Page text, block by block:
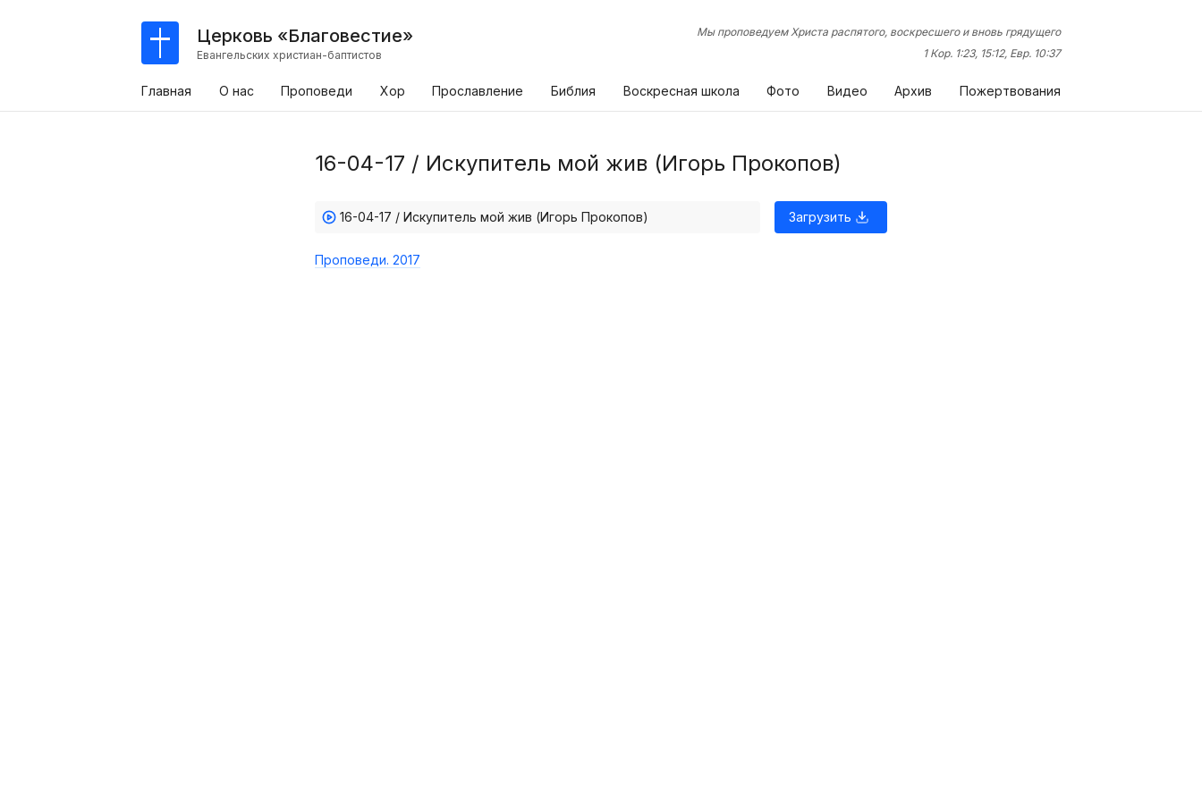
Церковь «Благовестие»
Евангельских христиан-баптистов
Мы проповедуем Христа распятого, воскресшего и вновь грядущего
1 Кор. 1:23, 15:12, Евр. 10:37
Главная О нас Проповеди Хор Прославление Библия Воскресная школа Фото Видео Архив Пожертвования
16-04-17 / Искупитель мой жив (Игорь Прокопов)
Загрузить
16-04-17 / Искупитель мой жив (Игорь Прокопов)
Проповеди. 2017